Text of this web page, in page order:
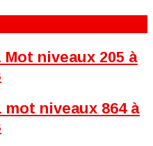
niveaux 205 à
niveaux 864 à